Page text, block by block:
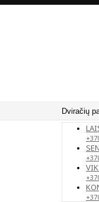
Dviračių